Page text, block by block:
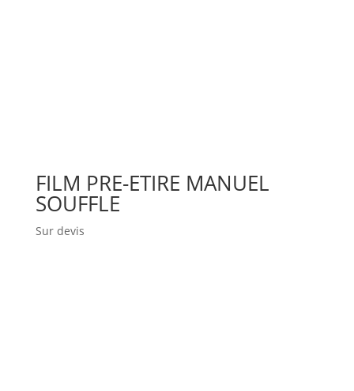
FILM PRE-ETIRE MANUEL
SOUFFLE
Sur devis